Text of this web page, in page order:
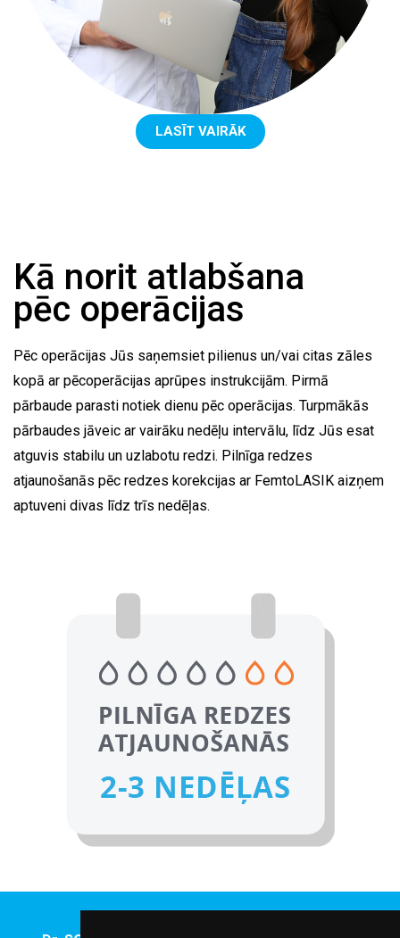
LASĪT VAIRĀK
Kā norit atlabšana
pēc operācijas
Pēc operācijas Jūs saņemsiet pilienus un/vai citas zāles
kopā ar pēcoperācijas aprūpes instrukcijām. Pirmā
pārbaude parasti notiek dienu pēc operācijas. Turpmākās
pārbaudes jāveic ar vairāku nedēļu intervālu, līdz Jūs esat
atguvis stabilu un uzlabotu redzi. Pilnīga redzes
atjaunošanās pēc redzes korekcijas ar FemtoLASIK aizņem
aptuveni divas līdz trīs nedēļas.